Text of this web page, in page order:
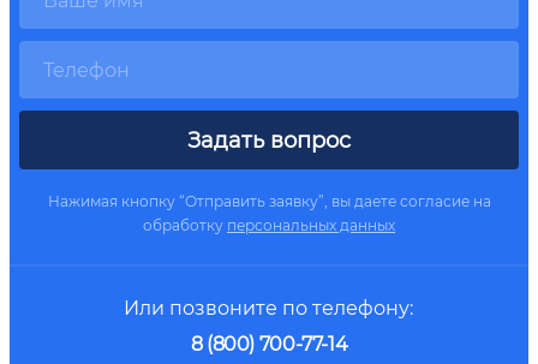
Задать вопрос
Нажимая кнопку “Отправить заявку”, вы даете согласие на
обработку персональных данных
Или позвоните по телефону:
8 (800) 700-77-14